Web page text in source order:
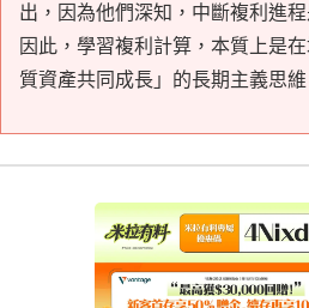
出，因為他們深知，中斷複利進
因此，學習複利計算，本質上是
質資產共同成長」的長期主義思維